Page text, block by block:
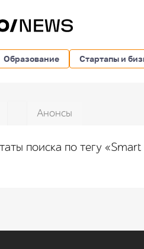
Образование Стартапы и
Анонсы
поиска по тегу